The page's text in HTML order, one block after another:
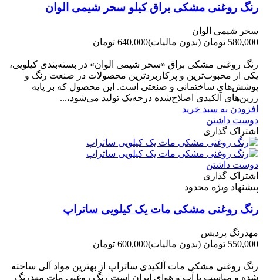
رنگ روغنی مشکی براق کیلو سحر شیمی الوان
سحر شیمی الوان
580,000 تومان
(بدون مالیات)640,000 تومان
رنگ روغنی مشکی براق «سحر شیمی الوان» در بسته‌بندی کیلویی،
یکی از محبوب‌ترین و پرکاربردترین محصولات در صنعت رنگ و
پوشش‌های ساختمانی و صنعتی است. این محصول که بر پایه
رزین‌های آلکیدی اصلاح‌شده درجه‌یک تولید می‌شود،...
افزودن به سبد خرید
دوست داشتن
اشتراک گذاری
دوست داشتن
اشتراک گذاری
پیشنهاد ویژه محدود
رنگ روغنی مشکی مات یک کیلویی ساتراپ
مهدرنگ پردیس
550,000 تومان
(بدون مالیات)600,000 تومان
رنگ روغنی مشکی مات آلکیدی ساتراپ از بهترین مواد آلی ساخته
شده و مناسب با آب و هوای ایران است رنگ روغنی مات مهدرنگ